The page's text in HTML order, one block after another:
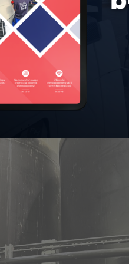
on jak niezwykle ważną
eksploatacji z tymi